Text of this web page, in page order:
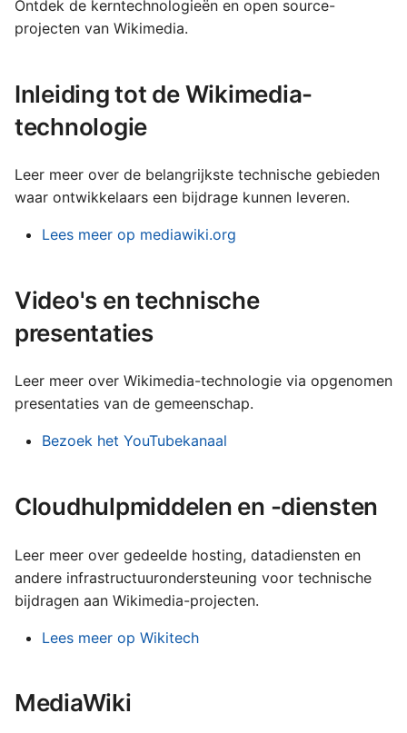
Nederlands
Slovenčina
Suomi
Русский
中文（简体）
中文（繁體）
n
e
e
k
e
n
Mobiele apps
technische werking van
Wikimedia
Ontdek de kerntechnologieën en open source-
projecten van Wikimedia.
Inleiding tot de Wikimedia-
technologie
Leer meer over de belangrijkste technische gebieden
waar ontwikkelaars een bijdrage kunnen leveren.
Lees meer op mediawiki.org
Video's en technische
presentaties
Leer meer over Wikimedia-technologie via opgenomen
presentaties van de gemeenschap.
Bezoek het YouTubekanaal
Cloudhulpmiddelen en -diensten
Leer meer over gedeelde hosting, datadiensten en
andere infrastructuurondersteuning voor technische
bijdragen aan Wikimedia-projecten.
Lees meer op Wikitech
MediaWiki